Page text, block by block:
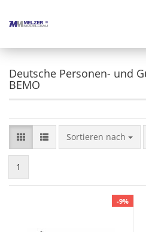
Deutsche Personen- und
BEMO
Sortieren nach
Sortieren nach
1
-9%